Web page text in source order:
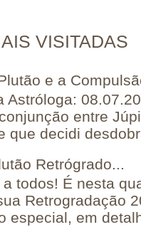
VISITADAS
e a
Astróloga:
entre
que decidi
Retrógrado...
a todos! É nesta
Retrogradação
especial, em